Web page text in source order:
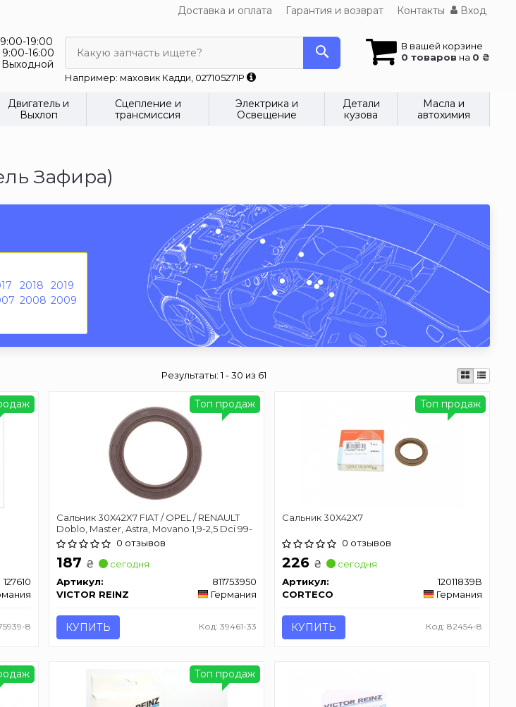
Доставка и оплата Гарантия и возврат Контакты Вход
9:00-19:00
9:00-16:00
Выходной
В вашей корзине
0 товаров на 0 ₴
Какую запчасть ищете?
Например: маховик Кадди, 027105271P
Двигатель и
Выхлоп
Сцепление и
трансмиссия
Электрика и
Освещение
Детали
кузова
Масла и
автохимия
Зафира)
2018
2019
2008 2009
Результаты:1 - 30 из 61
127610
8
Сальник 30X42X7 FIAT / OPEL / RENAULT
Doblo, Master, Astra, Movano 1,9-2,5 Dci 99-
0 отзывов
187 ₴
сегодня
Артикул:
811753950
VICTOR REINZ
Германия
КУПИТЬ Код: 39461-33
Топ продаж
Сальник 30X42X7
0 отзывов
226 ₴
сегодня
Артикул:
12011839B
CORTECO
Германия
КУПИТЬ Код: 82454-8
Топ продаж
Топ продаж